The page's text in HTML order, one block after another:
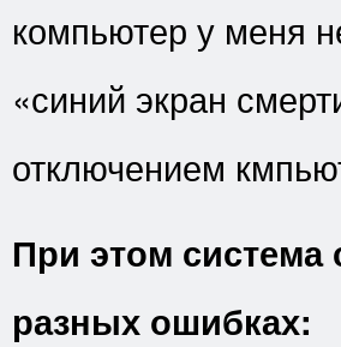
компьютер у меня
«синий экран
отключением
При этом
разных ошибках: